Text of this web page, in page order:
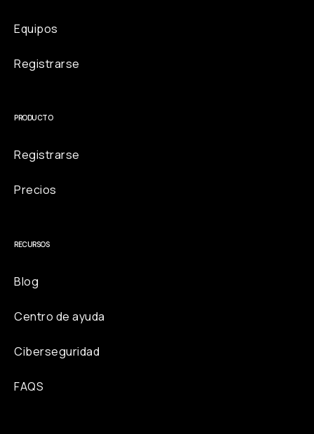
Equipos
Registrarse
PRODUCTO
Registrarse
Precios
RECURSOS
Blog
Centro de ayuda
Ciberseguridad
FAQS